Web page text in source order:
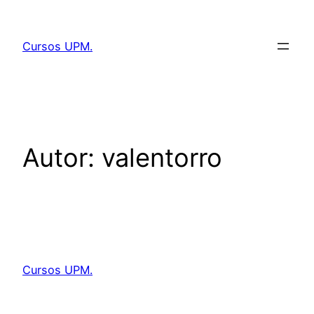
contenido
Cursos UPM.
Autor: valentorro
Cursos UPM.